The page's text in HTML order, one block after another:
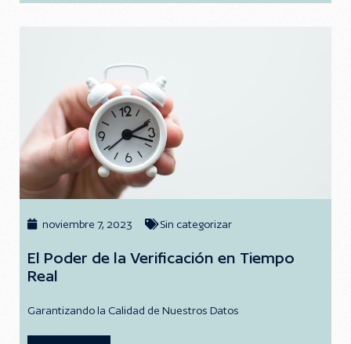
noviembre 7, 2023 Sin categorizar
El Poder de la Verificación en Tiempo
Real
Garantizando la Calidad de Nuestros Datos